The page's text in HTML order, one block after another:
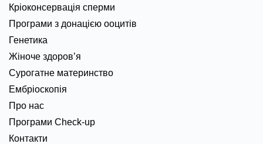
Кріоконсервація сперми
Програми з донацією ооцитів
Генетика
Жіноче здоров’я
Сурогатне материнство
Ембріоскопія
Про нас
Програми Check-up
Контакти